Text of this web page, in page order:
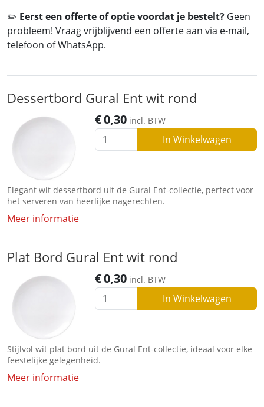
✏️ Eerst een offerte of optie voordat je bestelt? Geen
probleem! Vraag vrijblijvend een offerte aan via e-mail,
telefoon of WhatsApp.
Dessertbord Gural Ent wit rond
€0,30 incl. BTW
In Winkelwagen
Elegant wit dessertbord uit de Gural Ent-collectie, perfect voor
het serveren van heerlijke nagerechten.
Meer informatie
Plat Bord Gural Ent wit rond
€0,30 incl. BTW
In Winkelwagen
Stijlvol wit plat bord uit de Gural Ent-collectie, ideaal voor elke
feestelijke gelegenheid.
Meer informatie